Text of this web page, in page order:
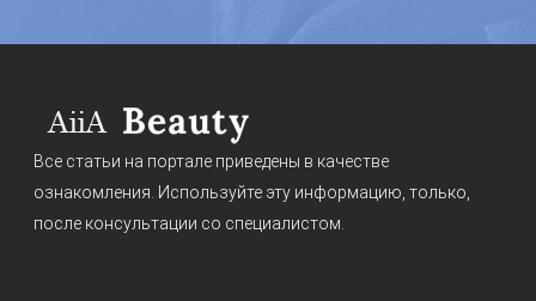
Все статьи на портале приведены в качестве
ознакомления. Используйте эту информацию, только,
после консультации со специалистом.